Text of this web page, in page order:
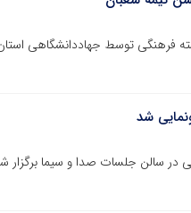
معاون فرهنگی جهاددانشگاهی استان قم از توزیع ۱۰۰۰ بسته فرهنگی توسط
شد
سالن جلسات صدا و سیما برگزار